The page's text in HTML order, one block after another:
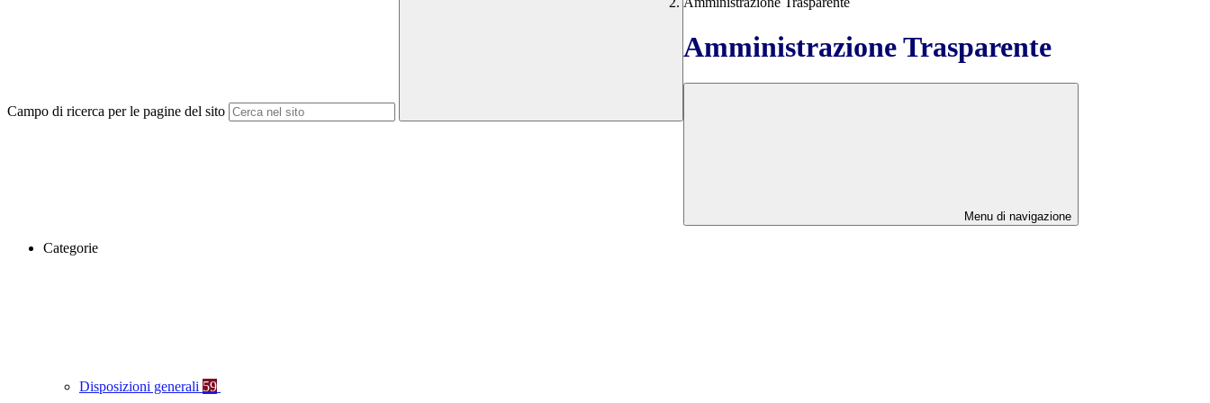
Campo di ricerca per le pagine del sito
Amministrazione Trasparente
Menu di navigazione
Categorie
Disposizioni generali 59